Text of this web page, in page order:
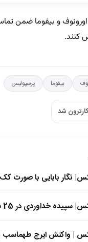
و بیفوما ضمن تماس
کنند.
بیفوما پرسپولیس
شد
نگار بابایی با صورت
خداوردی در 25 سالگی در اولین فیلمش در کنار شهاب حسینی
| واکنش ایرج طهماسب